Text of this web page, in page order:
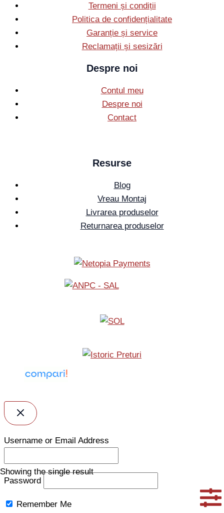
Showing the single result
Termeni și condiții
Politica de confidențialitate
Garanție și service
Reclamații și sesizări
Despre noi
Contul meu
Despre noi
Contact
Resurse
Blog
Vreau Montaj
Livrarea produselor
Returnarea produselor
Username or Email Address
Password
Remember Me